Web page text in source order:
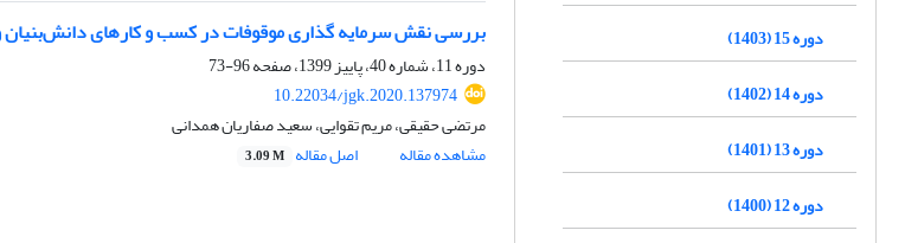
بررسی نقش سرمایه گذاری موقوفات در کسب و کارهای دانش‌بنیان و
دوره 11، شماره 40، پاییز 1399، صفحه
96-73
10.22034/jgk.2020.137974
مرتضی حقیقی، مریم تقوایی، سعید صفاریان همدانی
مشاهده مقاله
اصل مقاله 3.09 M
دوره 15 (1403)
دوره 14 (1402)
دوره 13 (1401)
دوره 12 (1400)